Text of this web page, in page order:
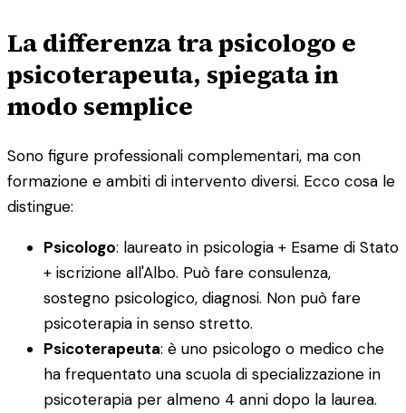
La differenza tra psicologo e
psicoterapeuta, spiegata in
modo semplice
Sono figure professionali complementari, ma con
formazione e ambiti di intervento diversi. Ecco cosa le
distingue:
Psicologo: laureato in psicologia + Esame di Stato
+ iscrizione all'Albo. Può fare consulenza,
sostegno psicologico, diagnosi. Non può fare
psicoterapia in senso stretto.
Psicoterapeuta: è uno psicologo o medico che
ha frequentato una scuola di specializzazione in
psicoterapia per almeno 4 anni dopo la laurea.